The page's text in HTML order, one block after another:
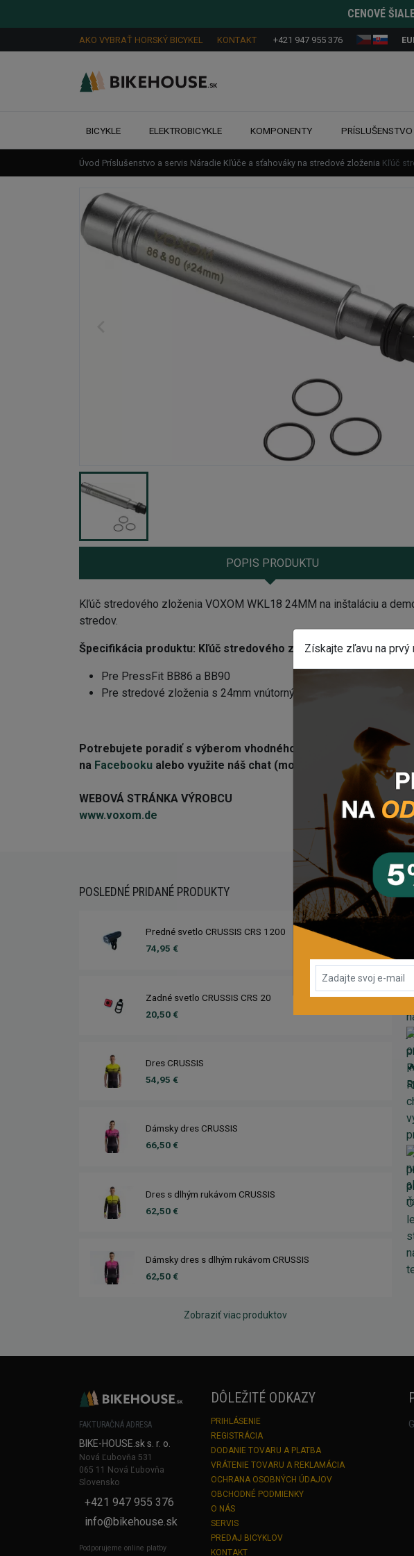
CENOVÉ
AKO VYBRAŤ HORSKÝ BICYKEL KONTAKT +421 947 955 376
BICYKLE ELEKTROBICYKLE KOMPONENTY PRÍSLUŠENSTVO
Úvod Príslušenstvo a servis Náradie Kľúče a sťahováky na stredové zloženia Kľúč
POPIS PRODUKTU
Kľúč stredového zloženia VOXOM WKL18 24MM na inštaláciu a
stredov.
Špecifikácia produktu: Kľúč stredového zloženia VOXOM WKL18
Pre PressFit BB86 a BB90
Pre stredové zloženia s 24mm vnútorným otvorom
Potrebujete poradiť s výberom vhodného komponentu?
na Facebooku alebo využite náš chat (modré tlačidlo vpravo
WEBOVÁ STRÁNKA VÝROBCU
www.voxom.de
POSLEDNÉ PRIDANÉ PRODUKTY
Predné svetlo CRUSSIS CRS 1200
74,95 €
Zadné svetlo CRUSSIS CRS 20
20,50 €
Dres CRUSSIS
54,95 €
Dámsky dres CRUSSIS
66,50 €
Dres s dlhým rukávom CRUSSIS
62,50 €
Dámsky dres s dlhým rukávom CRUSSIS
62,50 €
Zobraziť viac produktov
FAKTURAČNÁ ADRESA
BIKE-HOUSE.sk s. r. o.
Nová Ľubovňa 531
065 11 Nová Ľubovňa
Slovensko
+421 947 955 376
info@bikehouse.sk
Podporujeme online platby
DÔLEŽITÉ ODKAZY
PRIHLÁSENIE
REGISTRÁCIA
DODANIE TOVARU A PLATBA
VRÁTENIE TOVARU A REKLAMÁCIA
OCHRANA OSOBNÝCH ÚDAJOV
OBCHODNÉ PODMIENKY
O NÁS
SERVIS
PREDAJ BICYKLOV
KONTAKT
Získajte zľavu na prvý